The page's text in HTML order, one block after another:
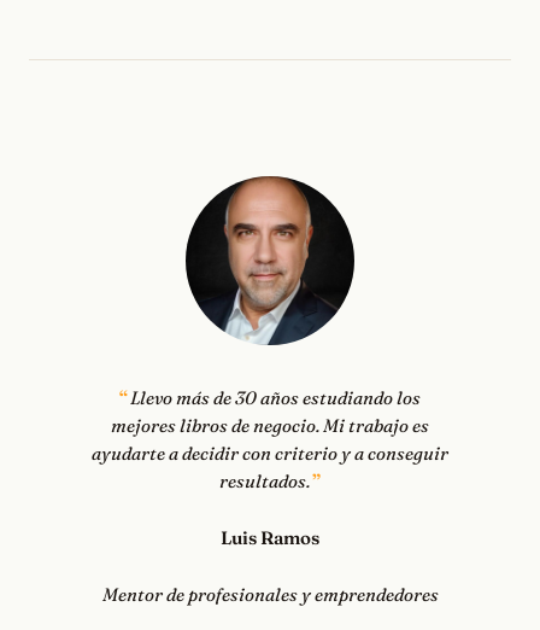
Llevo más de 30 años estudiando los
mejores libros de negocio. Mi trabajo es
ayudarte a decidir con criterio y a conseguir
resultados.
Luis Ramos
Mentor de profesionales y emprendedores